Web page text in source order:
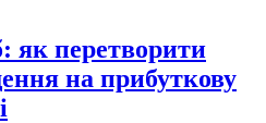
як перетворити
на прибуткову